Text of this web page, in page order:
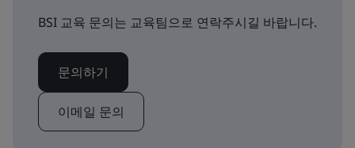
BSI 교육 문의는 교육팀으로 연락주시길 바랍니다.
문의하기
이메일 문의